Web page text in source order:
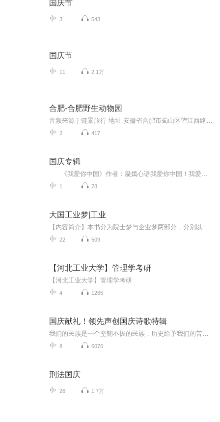
国庆节
3 543
国庆节
11 2.1万
合肥-合肥野生动物园
2 417
国庆专辑
1 78
大国工业梦|工业
22 509
【河北工业大学】管理学考研
【河北工业大学】管理学考研
4 1265
国庆献礼！领先声创国庆诗歌特辑
8 6076
刑法国庆
26 1.7万